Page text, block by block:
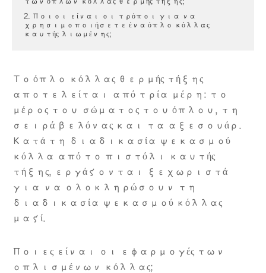
2. Ποιοι είναι οι τρόποι για να
χρησιμοποιήσετε ένα όπλο κόλλας
καυτής λιωμένης;
Το όπλο κόλλας θερμής τήξης
αποτελείται από τρία μέρη: το
μέρος του σώματος του όπλου, τη
σειρά βελόνας και τα αξεσουάρ.
Κατά τη διαδικασία ψεκασμού
κόλλα από το πιστόλι καυτής
τήξης, εργάζονται ξεχωριστά
για να ολοκληρώσουν τη
διαδικασία ψεκασμού κόλλας
μαζί.
Ποιες είναι οι εφαρμογές των
οπλισμένων κόλλας;